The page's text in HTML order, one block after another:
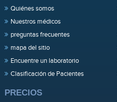
Quiénes somos
Nuestros médicos
preguntas frecuentes
mapa del sitio
Encuentre un laboratorio
Clasificación de Pacientes
PRECIOS